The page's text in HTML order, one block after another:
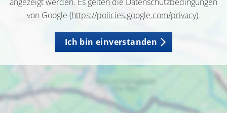
von Google (https://policies.google.com/privacy).
Ich bin einverstanden